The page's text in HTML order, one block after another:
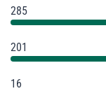
285
201
16